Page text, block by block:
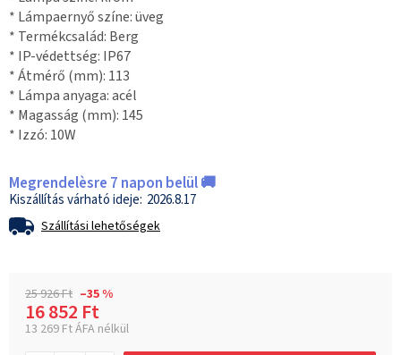
* Lámpaernyő színe: üveg
* Termékcsalád: Berg
* IP-védettség: IP67
* Átmérő (mm): 113
* Lámpa anyaga: acél
* Magasság (mm): 145
* Izzó: 10W
Megrendelèsre 7 napon belül 🚚
2026.8.17
Szállítási lehetőségek
25 926 Ft –35 %
16 852 Ft
13 269 Ft ÁFA nélkül